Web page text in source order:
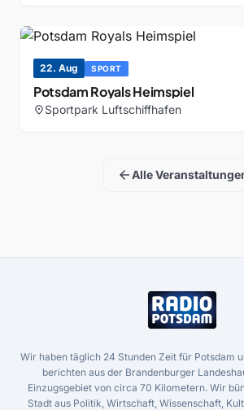
22. Aug SPORT
Potsdam Royals Heimspiel
location_onSportpark Luftschiffhafen
arrow_backAlle
Wir haben täglich 24 Stunden Zeit für Potsdam
berichten aus der Brandenburger
Einzugsgebiet von circa 70 Kilometern. Wir
Stadt aus Politik, Wirtschaft, Wissenschaft,